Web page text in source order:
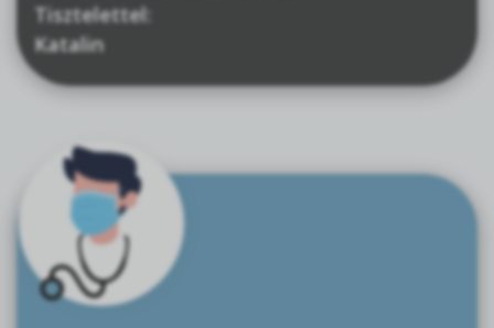
Tisztelettel:
Katalin